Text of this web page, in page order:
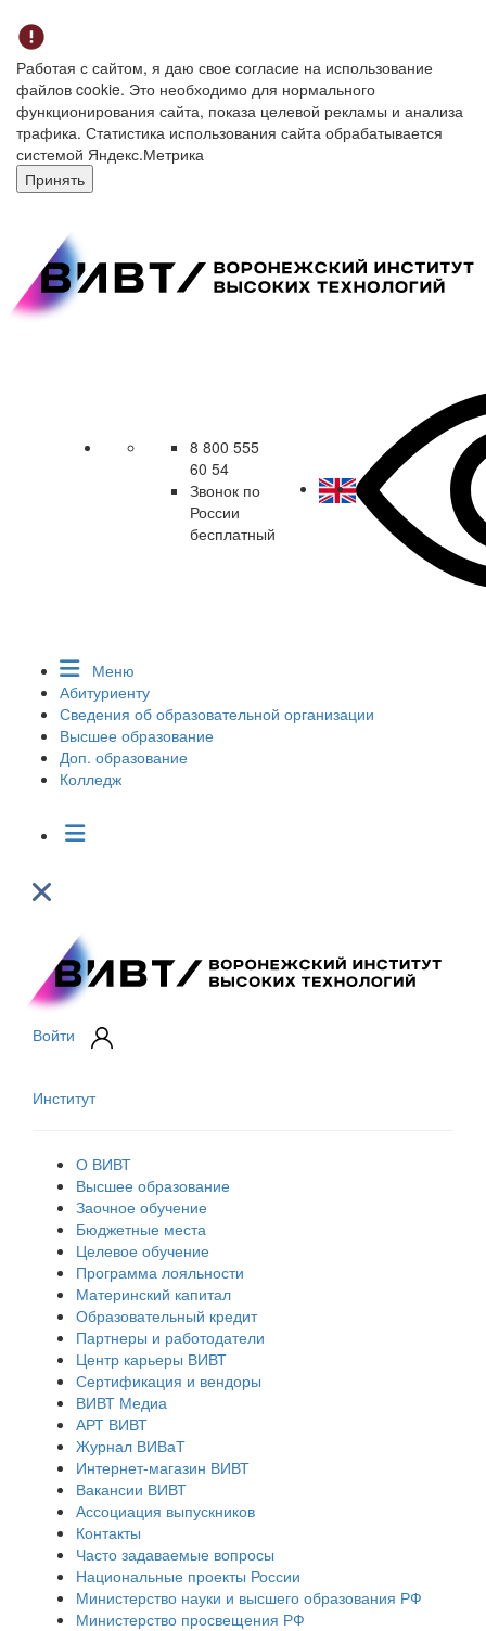
Работая с сайтом, я даю свое согласие на использование
файлов cookie. Это необходимо для нормального
функционирования сайта, показа целевой рекламы и анализа
трафика. Статистика использования сайта обрабатывается
системой Яндекс.Метрика
Принять
8 800 555
60 54
Звонок по
России
бесплатный
Меню
Абитуриенту
Сведения об образовательной организации
Высшее образование
Доп. образование
Колледж
Войти
Институт
О ВИВТ
Высшее образование
Заочное обучение
Бюджетные места
Целевое обучение
Программа лояльности
Материнский капитал
Образовательный кредит
Партнеры и работодатели
Центр карьеры ВИВТ
Сертификация и вендоры
ВИВТ Медиа
АРТ ВИВТ
Журнал ВИВаТ
Интернет-магазин ВИВТ
Вакансии ВИВТ
Ассоциация выпускников
Контакты
Часто задаваемые вопросы
Национальные проекты России
Министерство науки и высшего образования РФ
Министерство просвещения РФ